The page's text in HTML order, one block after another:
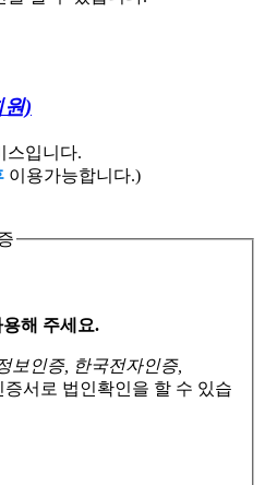
)
스입니다.
이용가능합니다.)
해 주세요.
보인증, 한국전자인증,
증서로 법인확인을 할 수 있습